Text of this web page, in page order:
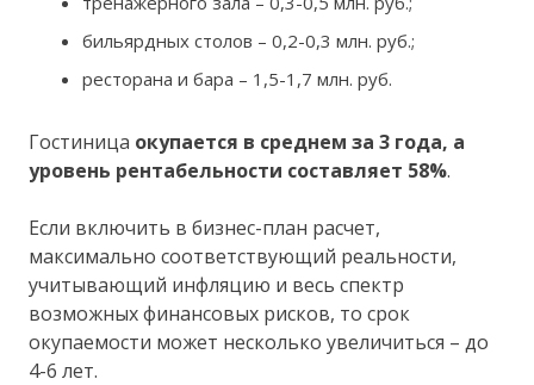
бильярдных столов – 0,2-0,3 млн. руб.;
ресторана и бара – 1,5-1,7 млн. руб.
Гостиница окупается в среднем за 3 года, а
уровень рентабельности составляет 58%.
Если включить в бизнес-план расчет,
максимально соответствующий реальности,
учитывающий инфляцию и весь спектр
возможных финансовых рисков, то срок
окупаемости может несколько увеличиться – до
4-6 лет.